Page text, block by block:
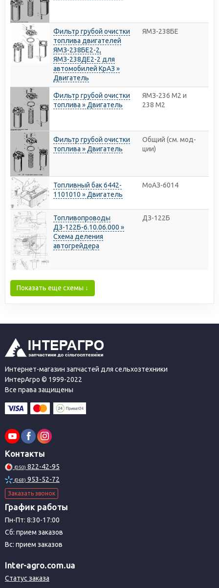
Фильтр грубой очистки
топлива двигателей
ЯМЗ-238БЕ2-2,
ЯМЗ-238ДЕ2-2 для
автомобилей КрАЗ »
Двигатель
ЯМЗ-238БЕ
Фильтр грубой очистки
топлива » Двигатель
ЯМЗ-236 М2 и
238 М2
Фильтр грубой очистки
топлива » Двигатель
Общий (см. мод-
ции)
Топливный бак 6442-
1101010 » Двигатель
МоАЗ-6014
Топливопроводы
ДЗ-122Б-6.10.06.000 »
Схема деления
автогрейдера
ДЗ-122Б
Показать еще схемы ↓
Интернет-магазин запчастей для сельхозтехники
ИнтерАгро © 1999-2022
Все права защищены
Контакты
(050) 822-42-95
(068) 953-52-72
Заказать звонок
График работы
Пн-Пт: 8:30-17:00
Сб: прием заказов
Вс: прием заказов
Inter-agro.com.ua
Статус заказа